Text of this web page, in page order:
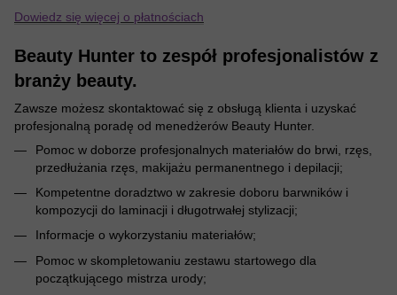
Dowiedz się więcej o płatnościach
Beauty Hunter to zespół profesjonalistów z
branży beauty.
Zawsze możesz skontaktować się z obsługą klienta i uzyskać
profesjonalną poradę od menedżerów Beauty Hunter.
Pomoc w doborze profesjonalnych materiałów do brwi, rzęs,
przedłużania rzęs, makijażu permanentnego i depilacji;
Kompetentne doradztwo w zakresie doboru barwników i
kompozycji do laminacji i długotrwałej stylizacji;
Informacje o wykorzystaniu materiałów;
Pomoc w skompletowaniu zestawu startowego dla
początkującego mistrza urody;